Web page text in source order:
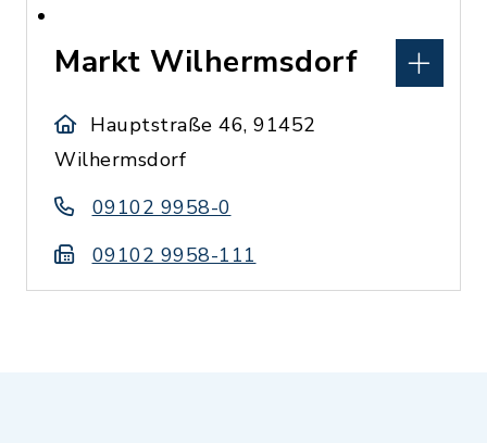
Markt Wilhermsdorf
Hauptstraße 46, 91452
Wilhermsdorf
09102 9958-0
09102 9958-111